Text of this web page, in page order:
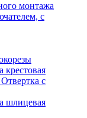
монтажа
с
крестовая
Отвертка с
шлицевая